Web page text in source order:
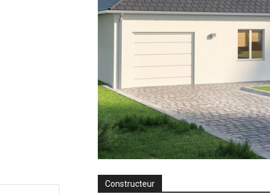
Constructeur